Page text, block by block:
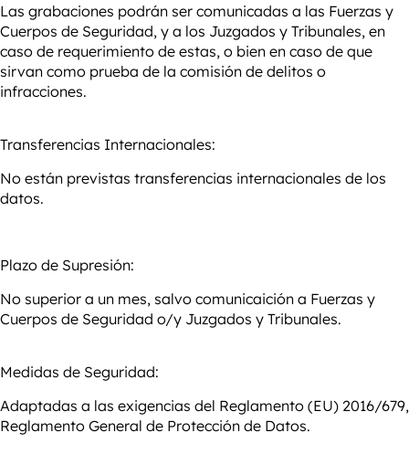
Las grabaciones podrán ser comunicadas a las Fuerzas y
Cuerpos de Seguridad, y a los Juzgados y Tribunales, en
caso de requerimiento de estas, o bien en caso de que
sirvan como prueba de la comisión de delitos o
infracciones.
Transferencias Internacionales:
No están previstas transferencias internacionales de los
datos.
Plazo de Supresión:
No superior a un mes, salvo comunicaición a Fuerzas y
Cuerpos de Seguridad o/y Juzgados y Tribunales.
Medidas de Seguridad:
Adaptadas a las exigencias del Reglamento (EU) 2016/679,
Reglamento General de Protección de Datos.